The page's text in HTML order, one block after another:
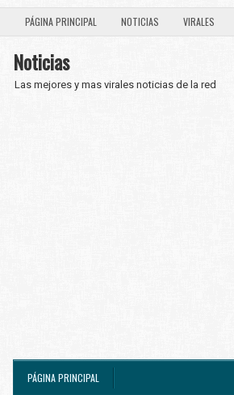
PÁGINA PRINCIPAL NOTICIAS VIRALES
Noticias
Las mejores y mas virales noticias de la red
PÁGINA PRINCIPAL